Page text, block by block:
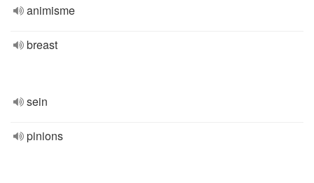
animisme
breast
sein
pinions